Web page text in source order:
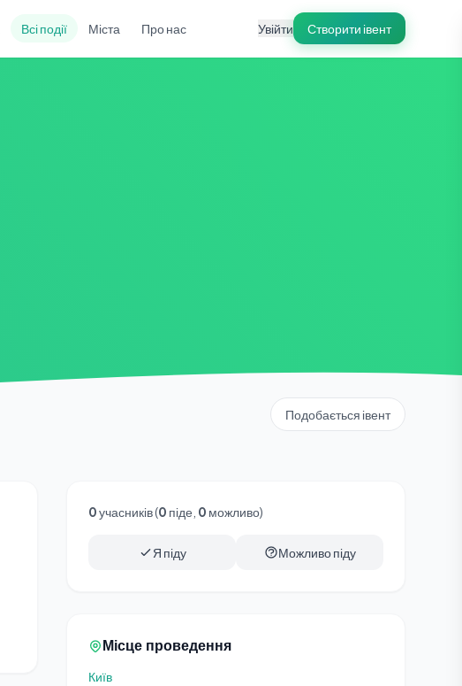
Всі події Міста Про нас Увійти Створити івент
Подобається івент
0учасників (0 піде, 0 можливо)
Я піду Можливо піду
Місце проведення
Київ